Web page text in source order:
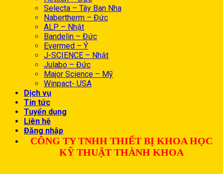
Selecta – Tây Ban Nha
Nabertherm – Đức
ALP – Nhật
Bandelin – Đức
Evermed – Ý
J-SCIENCE – Nhật
Julabo – Đức
Major Science – Mỹ
Winpact- USA
Dịch vụ
Tin tức
Tuyển dụng
Liên hệ
Đăng nhập
CÔNG TY TNHH THIẾT BỊ KHOA HỌC
KỸ THUẬT THÀNH KHOA